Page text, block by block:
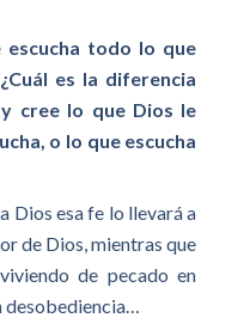
escucha todo lo que
es la diferencia
cree lo que Dios le
o lo que escucha
Dios esa fe lo llevará a
de Dios, mientras que
de pecado en